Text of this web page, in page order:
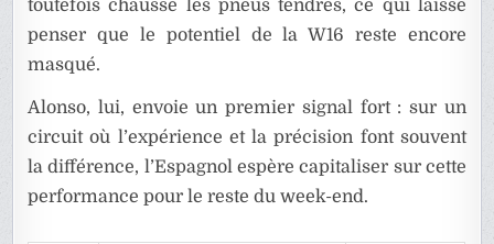
toutefois chaussé les pneus tendres, ce qui laisse
penser que le potentiel de la W16 reste encore
masqué.
Alonso, lui, envoie un premier signal fort : sur un
circuit où l’expérience et la précision font souvent
la différence, l’Espagnol espère capitaliser sur cette
performance pour le reste du week-end.